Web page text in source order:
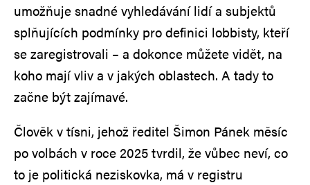
umožňuje snadné vyhledávání lidí a subjektů
splňujících podmínky pro definici lobbisty, kteří
se zaregistrovali – a dokonce můžete vidět, na
koho mají vliv a v jakých oblastech. A tady to
začne být zajímavé.
Člověk v tísni, jehož ředitel Šimon Pánek měsíc
po volbách v roce 2025 tvrdil, že vůbec neví, co
to je politická neziskovka, má v registru